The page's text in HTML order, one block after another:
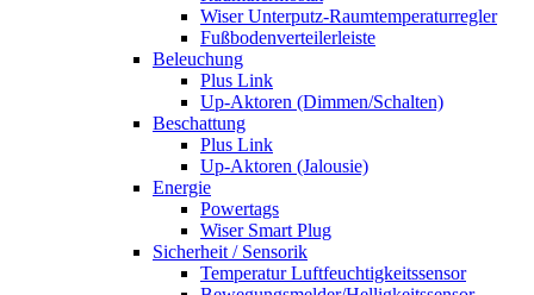
Wiser Unterputz-Raumtemperaturregler
Fußbodenverteilerleiste
Beleuchung
Plus Link
Up-Aktoren (Dimmen/Schalten)
Beschattung
Plus Link
Up-Aktoren (Jalousie)
Energie
Powertags
Wiser Smart Plug
Sicherheit / Sensorik
Temperatur Luftfeuchtigkeitssensor